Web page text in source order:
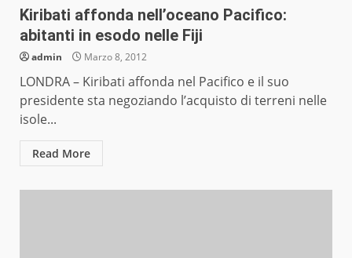
Kiribati affonda nell’oceano Pacifico:
abitanti in esodo nelle Fiji
admin Marzo 8, 2012
LONDRA – Kiribati affonda nel Pacifico e il suo
presidente sta negoziando l’acquisto di terreni nelle
isole...
Read More